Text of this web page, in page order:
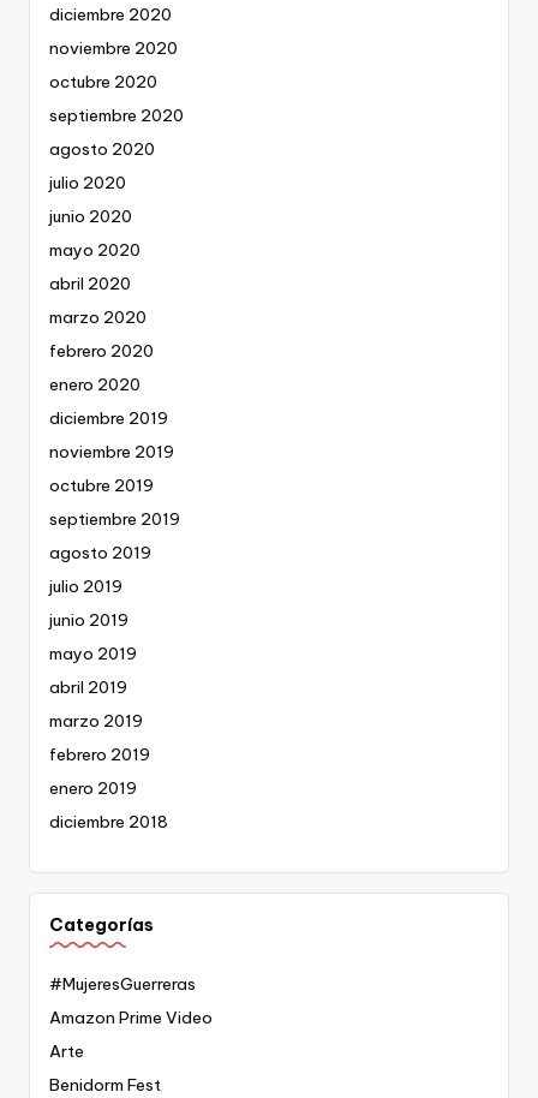
diciembre 2020
noviembre 2020
octubre 2020
septiembre 2020
agosto 2020
julio 2020
junio 2020
mayo 2020
abril 2020
marzo 2020
febrero 2020
enero 2020
diciembre 2019
noviembre 2019
octubre 2019
septiembre 2019
agosto 2019
julio 2019
junio 2019
mayo 2019
abril 2019
marzo 2019
febrero 2019
enero 2019
diciembre 2018
Categorías
#MujeresGuerreras
Amazon Prime Video
Arte
Benidorm Fest